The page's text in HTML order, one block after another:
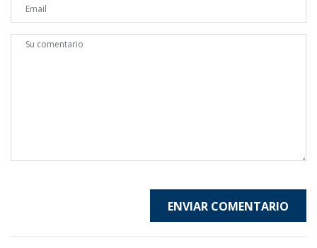
ENVIAR COMENTARIO